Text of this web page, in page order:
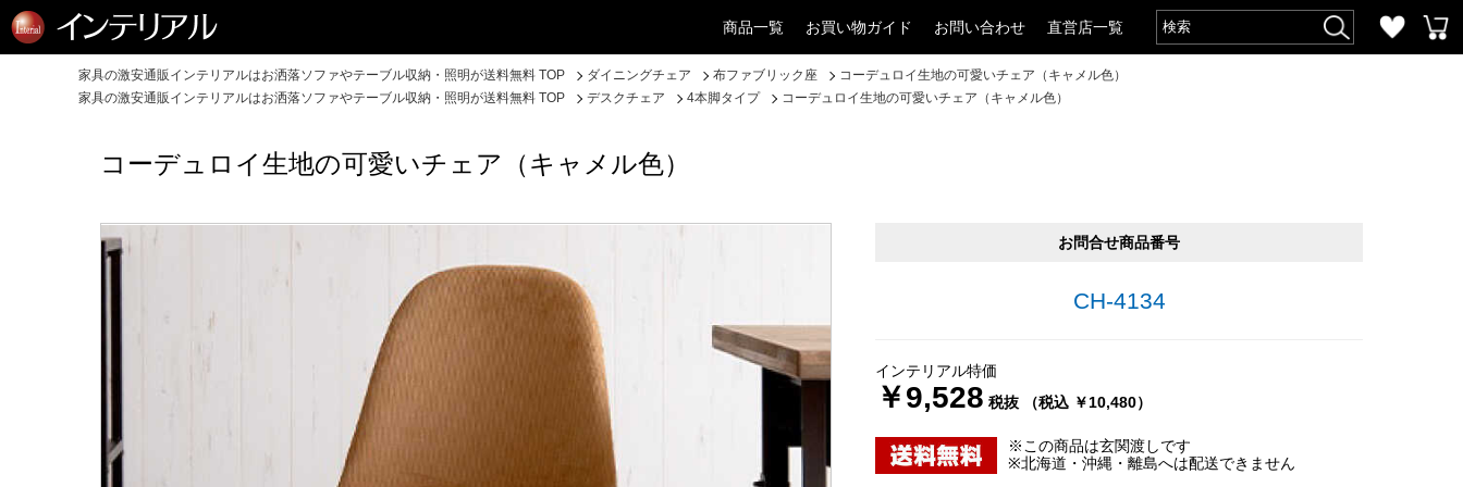
商品一覧 お買い物ガイド お問い合わせ 直営店一覧
家具の激安通販インテリアルはお洒落ソファやテーブル収納・照明が送料無料 TOP ダイニングチェア 布ファブリック座
コーデュロイ生地の可愛いチェア（キャメル色）
家具の激安通販インテリアルはお洒落ソファやテーブル収納・照明が送料無料 TOP
デスクチェア 4本脚タイプ コーデュロイ生地の可愛いチェア（キャメル色）
コーデュロイ生地の可愛いチェア（キャメル色）
お問合せ商品番号
CH-4134
インテリアル特価
￥9,528 税抜 （税込 ￥10,480）
※この商品は玄関渡しです
※北海道・沖縄・離島へは配送できません